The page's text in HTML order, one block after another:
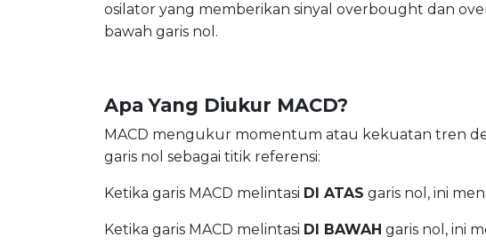
osilator yang memberikan sinyal overbought dan
bawah garis nol.
Apa Yang Diukur MACD?
MACD mengukur momentum atau kekuatan tren
garis nol sebagai titik referensi:
Ketika garis MACD melintasi DI ATAS garis nol, ini
Ketika garis MACD melintasi DI BAWAH garis nol, ini